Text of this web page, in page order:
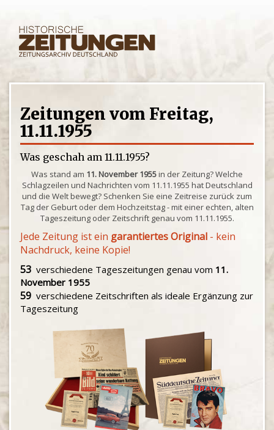
Zeitungen vom Freitag,
11.11.1955
Was geschah am 11.11.1955?
Was stand am 11. November 1955in der Zeitung? Welche
Schlagzeilen und Nachrichten vom 11.11.1955 hat Deutschland
und die Welt bewegt? Schenken Sie eine Zeitreise zurück zum
Tag der Geburt oder dem Hochzeitstag - mit einer echten, alten
Tageszeitung oder Zeitschrift genau vom 11.11.1955.
Jede Zeitung ist ein garantiertes Original - kein
Nachdruck, keine Kopie!
53 verschiedene Tageszeitungen genau vom 11.
November 1955
59 verschiedene Zeitschriften als ideale Ergänzung zur
Tageszeitung